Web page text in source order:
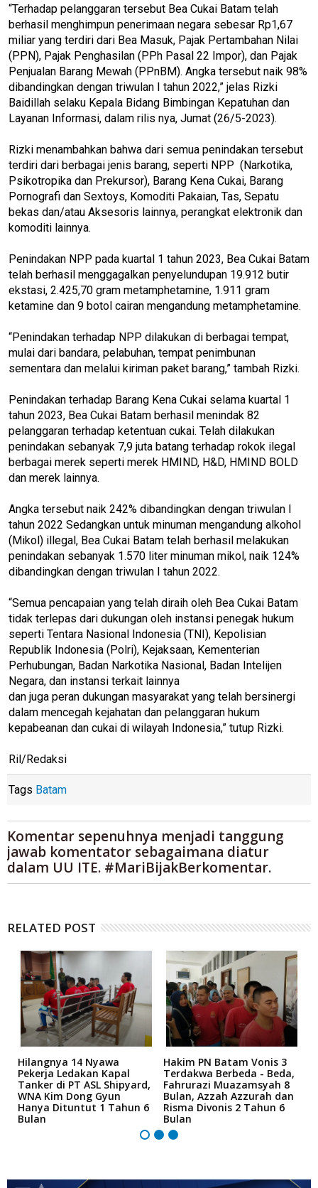
“Terhadap pelanggaran tersebut Bea Cukai Batam telah
berhasil menghimpun penerimaan negara sebesar Rp1,67
miliar yang terdiri dari Bea Masuk, Pajak Pertambahan Nilai
(PPN), Pajak Penghasilan (PPh Pasal 22 Impor), dan Pajak
Penjualan Barang Mewah (PPnBM). Angka tersebut naik 98%
dibandingkan dengan triwulan I tahun 2022,” jelas Rizki
Baidillah selaku Kepala Bidang Bimbingan Kepatuhan dan
Layanan Informasi, dalam rilis nya, Jumat (26/5-2023).
Rizki menambahkan bahwa dari semua penindakan tersebut
terdiri dari berbagai jenis barang, seperti NPP (Narkotika,
Psikotropika dan Prekursor), Barang Kena Cukai, Barang
Pornografi dan Sextoys, Komoditi Pakaian, Tas, Sepatu
bekas dan/atau Aksesoris lainnya, perangkat elektronik dan
komoditi lainnya.
Penindakan NPP pada kuartal 1 tahun 2023, Bea Cukai Batam
telah berhasil menggagalkan penyelundupan 19.912 butir
ekstasi, 2.425,70 gram metamphetamine, 1.911 gram
ketamine dan 9 botol cairan mengandung metamphetamine.
“Penindakan terhadap NPP dilakukan di berbagai tempat,
mulai dari bandara, pelabuhan, tempat penimbunan
sementara dan melalui kiriman paket barang,” tambah Rizki.
Penindakan terhadap Barang Kena Cukai selama kuartal 1
tahun 2023, Bea Cukai Batam berhasil menindak 82
pelanggaran terhadap ketentuan cukai. Telah dilakukan
penindakan sebanyak 7,9 juta batang terhadap rokok ilegal
berbagai merek seperti merek HMIND, H&D, HMIND BOLD
dan merek lainnya.
Angka tersebut naik 242% dibandingkan dengan triwulan I
tahun 2022 Sedangkan untuk minuman mengandung alkohol
(Mikol) illegal, Bea Cukai Batam telah berhasil melakukan
penindakan sebanyak 1.570 liter minuman mikol, naik 124%
dibandingkan dengan triwulan I tahun 2022.
“Semua pencapaian yang telah diraih oleh Bea Cukai Batam
tidak terlepas dari dukungan oleh instansi penegak hukum
seperti Tentara Nasional Indonesia (TNI), Kepolisian
Republik Indonesia (Polri), Kejaksaan, Kementerian
Perhubungan, Badan Narkotika Nasional, Badan Intelijen
Negara, dan instansi terkait lainnya
dan juga peran dukungan masyarakat yang telah bersinergi
dalam mencegah kejahatan dan pelanggaran hukum
kepabeanan dan cukai di wilayah Indonesia,” tutup Rizki.
Ril/Redaksi
Tags Batam
Komentar sepenuhnya menjadi tanggung
jawab komentator sebagaimana diatur
dalam UU ITE. #MariBijakBerkomentar.
RELATED POST
Hilangnya 14 Nyawa
Pekerja Ledakan Kapal
Tanker di PT ASL Shipyard,
WNA Kim Dong Gyun
Hanya Dituntut 1 Tahun 6
Bulan
Hakim PN Batam Vonis 3
Terdakwa Berbeda - Beda,
Fahrurazi Muazamsyah 8
Bulan, Azzah Azzurah dan
Risma Divonis 2 Tahun 6
Bulan